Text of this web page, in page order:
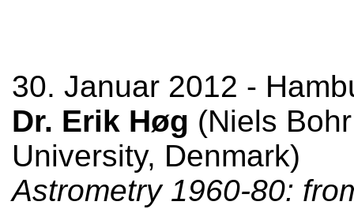
30. Januar 2012 -
Dr. Erik Høg (Niels
University, Denmark)
Astrometry 1960-80: